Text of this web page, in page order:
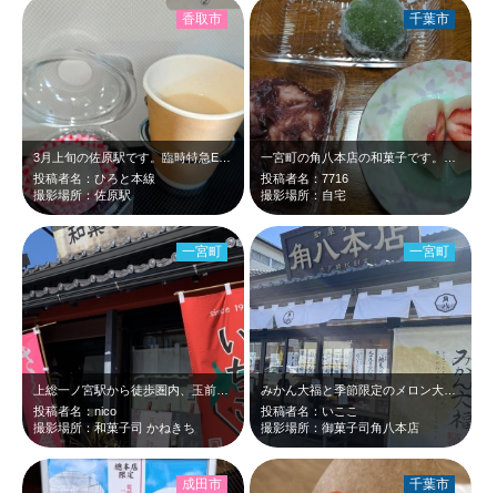
3月上旬の佐原駅です。臨時特急E257ちばのいちご紀行号に乗車し、佐原駅で冷た…
投稿者名：ひろと本線
撮影場所：佐原駅
香取市
投稿者名：7716
撮影場所：自宅
千葉市
上総一ノ宮駅から徒歩圏内、玉前神社のすぐ近くにある美味しい和菓子屋さんです。 …
投稿者名：nico
撮影場所：和菓子司 かねきち
一宮町
みかん大福と季節限定のメロン大福を頂いて美味しかったです。
投稿者名：いここ
撮影場所：御菓子司角八本店
一宮町
成田市 千葉市